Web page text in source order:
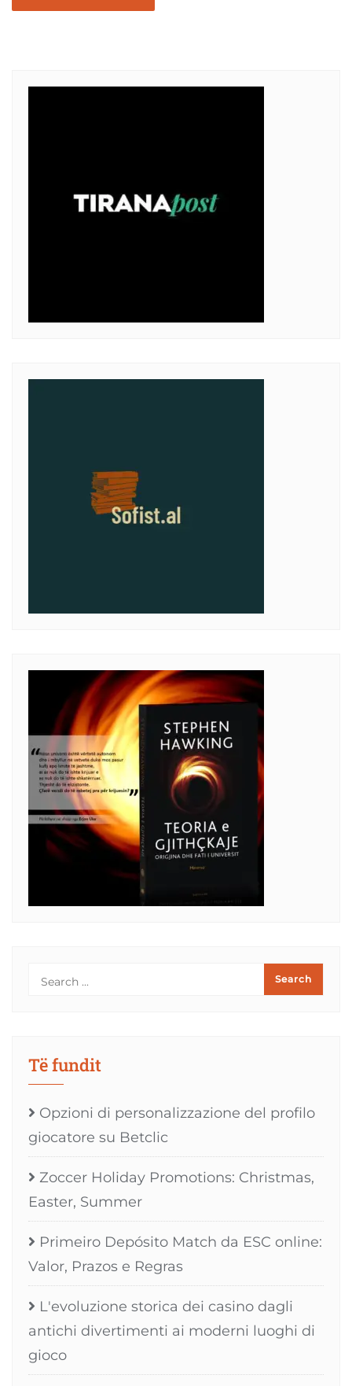
Të fundit
Opzioni di personalizzazione del profilo
giocatore su Betclic
Zoccer Holiday Promotions: Christmas,
Easter, Summer
Primeiro Depósito Match da ESC online:
Valor, Prazos e Regras
L'evoluzione storica dei casino dagli
antichi divertimenti ai moderni luoghi di
gioco